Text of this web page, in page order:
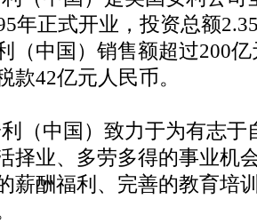
年正式开业，投资总额
（中国）销售额超过200亿
款42亿元人民币。
（中国）致力于为有志于
择业、多劳多得的事业机
薪酬福利、 完善的教育培